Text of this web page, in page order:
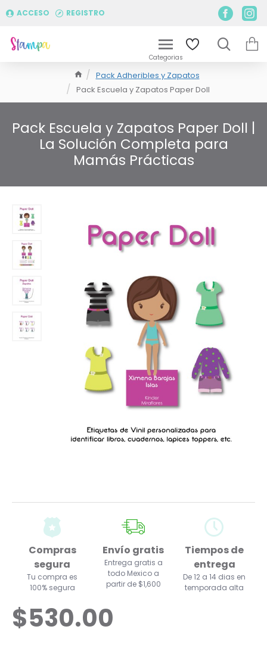
ACCESO REGISTRO
Pack Adheribles y Zapatos
Pack Escuela y Zapatos Paper Doll
Pack Escuela y Zapatos Paper Doll |
La Solución Completa para
Mamás Prácticas
Compras
segura
Tu compra es
100% segura
Envío gratis
Entrega gratis a
todo Mexico a
partir de $1,600
Tiempos de
entrega
De 12 a 14 dias en
temporada alta
$530.00